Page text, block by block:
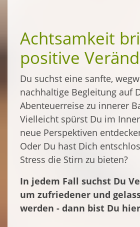
Achtsamkeit
positive
Du suchst eine sanfte,
nachhaltige Begleitung auf
Abenteuerreise zu innerer
Vielleicht spürst Du im
neue Perspektiven
Oder Du hast Dich
Stress die Stirn zu bieten?
In jedem Fall suchst Du
um zufriedener und
werden - dann bist Du